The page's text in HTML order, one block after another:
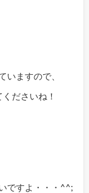
いますので、
くださいね！
ですよ・・・^^;